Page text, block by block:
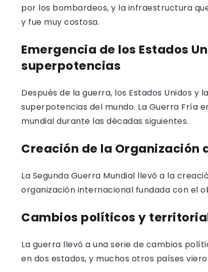
por los bombardeos, y la infraestructura
y fue muy costosa.
Emergencia de los Estados
superpotencias
Después de la guerra, los Estados Unidos
superpotencias del mundo. La Guerra Fría
mundial durante las décadas siguientes.
Creación de la Organización
La Segunda Guerra Mundial llevó a la
organización internacional fundada con el
Cambios políticos y
La guerra llevó a una serie de cambios
en dos estados, y muchos otros países